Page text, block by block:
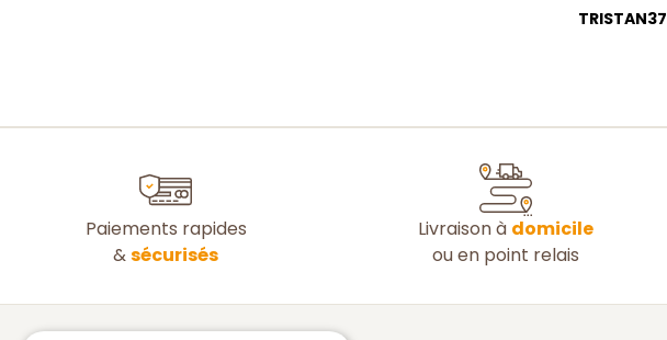
TRISTAN37
Paiements rapides
&sécurisés
Livraison à domicile
ou en point relais